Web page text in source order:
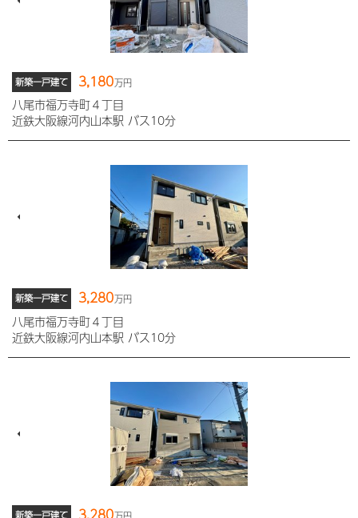
新築一戸建て 3,180万円
八尾市福万寺町４丁目
近鉄大阪線河内山本駅 バス10分
新築一戸建て 3,280万円
八尾市福万寺町４丁目
近鉄大阪線河内山本駅 バス10分
新築一戸建て